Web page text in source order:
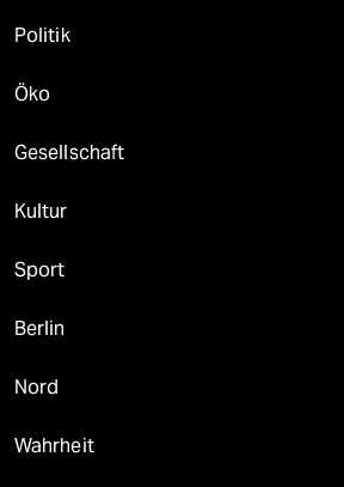
Politik
Öko
Gesellschaft
Kultur
Sport
Berlin
Nord
Wahrheit